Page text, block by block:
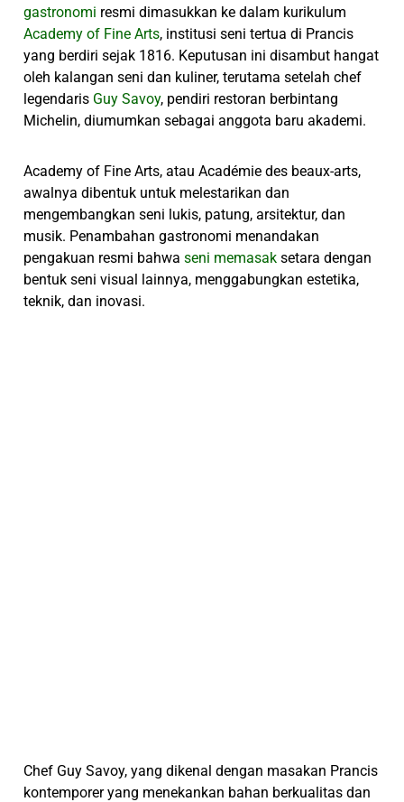
gastronomi resmi dimasukkan ke dalam kurikulum
Academy of Fine Arts, institusi seni tertua di Prancis
yang berdiri sejak 1816. Keputusan ini disambut hangat
oleh kalangan seni dan kuliner, terutama setelah chef
legendaris Guy Savoy, pendiri restoran berbintang
Michelin, diumumkan sebagai anggota baru akademi.
Academy of Fine Arts, atau Académie des beaux-arts,
awalnya dibentuk untuk melestarikan dan
mengembangkan seni lukis, patung, arsitektur, dan
musik. Penambahan gastronomi menandakan
pengakuan resmi bahwaseni memasak setara dengan
bentuk seni visual lainnya, menggabungkan estetika,
teknik, dan inovasi.
Chef Guy Savoy, yang dikenal dengan masakan Prancis
kontemporer yang menekankan bahan berkualitas dan